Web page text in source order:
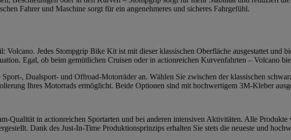
Fahrer und Maschine sorgt für ein angenehmeres und sicheres Fahrgefühl.
Volcano. Jedes Stompgrip Bike Kit ist mit dieser klassischen Oberfläche ausgestattet und
Egal, ob beim gemütlichen Cruisen oder in actionreichen Kurvenfahrten – Volcano
, Dualsport- und Offroad-Motorräder an. Wählen Sie zwischen der klassischen
Ihres Motorrads ermöglicht. Beide Optionen sind mit hochwertigem 3M-Kleber
Qualität in actionreichen Sportarten und bei anderen intensiven Aktivitäten. Alle
Dank des Just-In-Time Produktionsprinzips erhalten Sie stets die neueste und